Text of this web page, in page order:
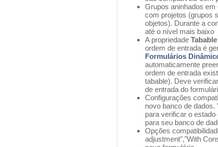
Grupos aninhados
com projetos (grupos
objetos). Durante a
até o nível mais baixo
A propriedade Tabable
ordem de entrada é
Formulários
automaticamente
ordem de entrada
tabable). Deve
de entrada do
Configurações
novo banco de
para verificar o
para seu banco de
Opções
adjustment","With